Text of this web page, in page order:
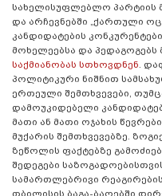
სახელისუფლებლო პარტიის
და არჩევნებში „ქართული
კანდიდატების
მოხელეებსა და
საქმიანობას სთხოვდნენ.
პოლიტიკური ნიშნით
ერთეული შემთხვევები,
დამოუკიდებელი
მათი ან მათი ოჯახის
მუქარის შემთხვევებზე.
ზეწოლის ფაქტებზე
შედეგები
სამართლებრივი
თბილისის ბაგა-ბაღებში